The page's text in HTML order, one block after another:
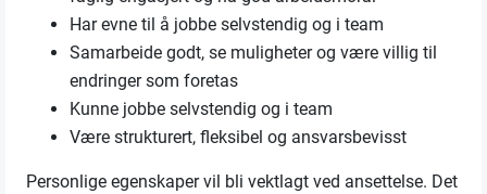
Har evne til å jobbe selvstendig og i team
Samarbeide godt, se muligheter og være villig til
endringer som foretas
Kunne jobbe selvstendig og i team
Være strukturert, fleksibel og ansvarsbevisst
Personlige egenskaper vil bli vektlagt ved ansettelse. Det